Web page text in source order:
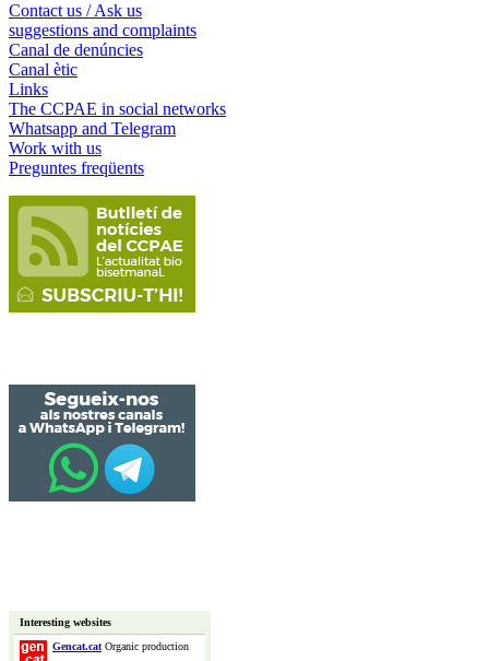
Contact us / Ask us
suggestions and complaints
Canal de denúncies
Canal ètic
Links
The CCPAE in social networks
Whatsapp and Telegram
Work with us
Preguntes freqüents
Interesting websites
Gencat.catOrganic production